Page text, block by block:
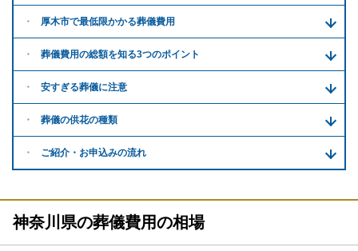
厚木市で最低限かかる葬儀費用
葬儀費用の総額を知る3つのポイント
安すぎる葬儀に注意
葬儀の供花の種類
ご紹介・ お申込みの流れ
神奈川県の葬儀費用の相場